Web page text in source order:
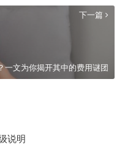
下一篇
一文为你揭开其中的费用谜团
说明